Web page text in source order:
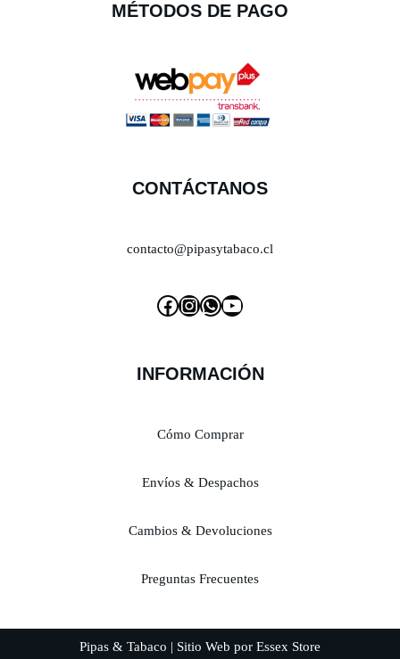
MÉTODOS DE PAGO
CONTÁCTANOS
contacto@pipasytabaco.cl
INFORMACIÓN
Cómo Comprar
Envíos & Despachos
Cambios & Devoluciones
Preguntas Frecuentes
Pipas & Tabaco | Sitio Web por Essex Store